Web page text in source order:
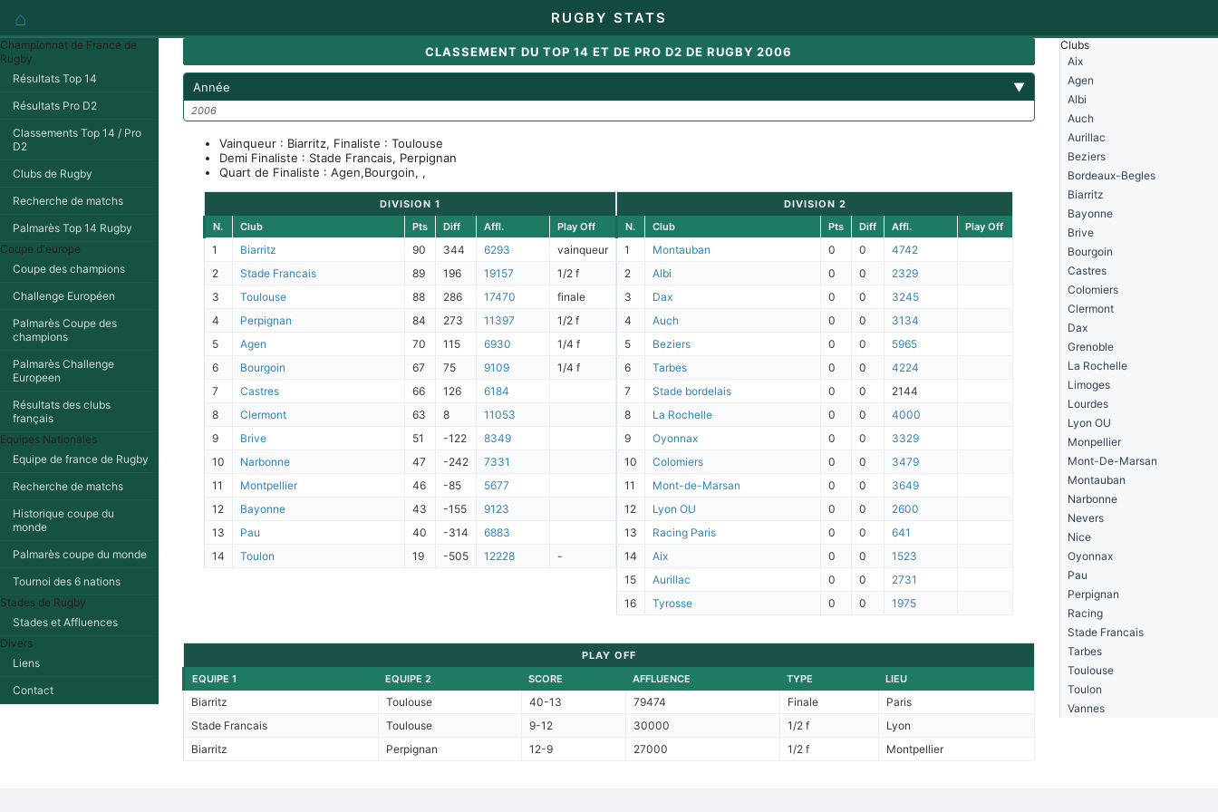
⌂ RUGBY STATS
Championnat de France de
Rugby
Résultats Top 14
Résultats Pro D2
Classements Top 14 / Pro
D2
Clubs de Rugby
Recherche de matchs
Palmarès Top 14 Rugby
Coupe d'europe
Coupe des champions
Challenge Européen
Palmarès Coupe des
champions
Palmarès Challenge
Europeen
Résultats des clubs
français
Equipes Nationales
Equipe de france de Rugby
Recherche de matchs
Historique coupe du
monde
Palmarès coupe du monde
Tournoi des 6 nations
Stades de Rugby
Stades et Affluences
Divers
Liens
Contact
CLASSEMENT DU TOP 14 ET DE PRO D2 DE RUGBY 2006
Année ▼
2006
Vainqueur : Biarritz, Finaliste : Toulouse
Demi Finaliste : Stade Francais, Perpignan
Quart de Finaliste : Agen,Bourgoin, ,
DIVISION 1
N.
Club Pts Diff Affl. Play Off
1 Biarritz 90 344 6293
vainqueur
2
Stade Francais 89 196 19157
1/2 f
3
Toulouse 88 286 17470
finale
4
Perpignan 84 273 11397
1/2 f
5
Agen 70 115 6930
1/4 f
6
Bourgoin 67 75 9109
1/4 f
7
Castres 66 126
6184
8
Clermont 63 8
11053
9
Brive 51 -122
8349
10
Narbonne 47 -242
7331
11
Montpellier 46 -85
5677
12
Bayonne 43 -155
9123
13
Pau 40 -314
6883
14
Toulon 19 -505 12228 -
DIVISION 2
N.
Club Pts Diff Affl. Play Off
1 Montauban 0 0
4742
2
Albi 0 0
2329
3
Dax 0 0
3245
4
Auch 0 0
3134
5
Beziers 0 0
5965
6
Tarbes 0 0
4224
7
Stade bordelais 0 0
2144
8
La Rochelle 0 0
4000
9
Oyonnax 0 0
3329
10
Colomiers 0 0
3479
11
Mont-de-Marsan 0 0
3649
12
Lyon OU 0 0
2600
13
Racing Paris 0 0
641
14
Aix 0 0
1523
15
Aurillac 0 0
2731
16
Tyrosse 0 0 1975
PLAY OFF
EQUIPE 1
EQUIPE 2 SCORE AFFLUENCE TYPE LIEU
Biarritz Toulouse 40-13 79474 Finale
Paris
Stade Francais
Toulouse 9-12 30000 1/2 f
Lyon
Biarritz
Perpignan 12-9 27000 1/2 f Montpellier
Clubs
Aix
Agen
Albi
Auch
Aurillac
Beziers
Bordeaux-Begles
Biarritz
Bayonne
Brive
Bourgoin
Castres
Colomiers
Clermont
Dax
Grenoble
La Rochelle
Limoges
Lourdes
Lyon OU
Monpellier
Mont-De-Marsan
Montauban
Narbonne
Nevers
Nice
Oyonnax
Pau
Perpignan
Racing
Stade Francais
Tarbes
Toulouse
Toulon
Vannes